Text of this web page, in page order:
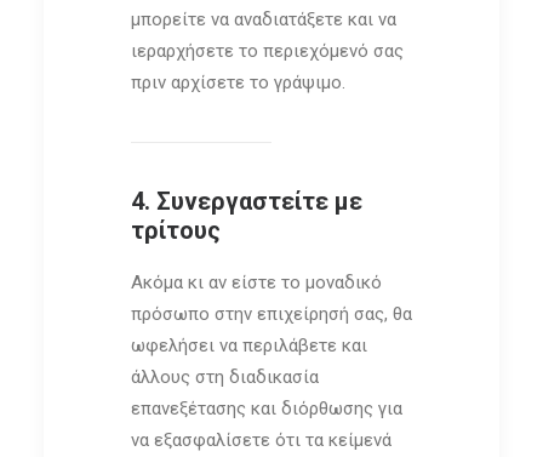
μπορείτε να αναδιατάξετε και να
ιεραρχήσετε το περιεχόμενό σας
πριν αρχίσετε το γράψιμο.
4. Συνεργαστείτε με
τρίτους
Ακόμα κι αν είστε το μοναδικό
πρόσωπο στην επιχείρησή σας, θα
ωφελήσει να περιλάβετε και
άλλους στη διαδικασία
επανεξέτασης και διόρθωσης για
να εξασφαλίσετε ότι τα κείμενά